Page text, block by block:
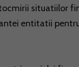
situatiilor
entitatii